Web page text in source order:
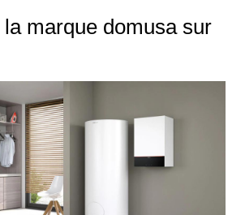
la marque domusa sur